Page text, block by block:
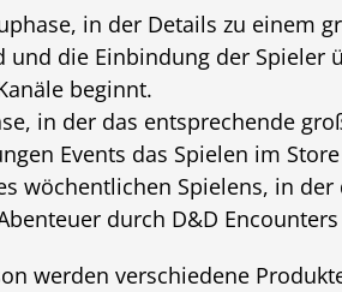
in der Details zu einem
und die Einbindung der Spieler
beginnt.
in der das entsprechende
Events das Spielen im
wöchentlichen Spielens, in
durch D&D
werden verschiedene